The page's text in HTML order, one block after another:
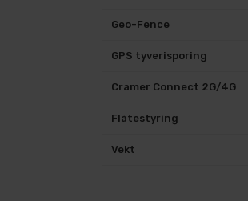
Geo-Fence
GPS tyverisporing
Cramer Connect 2G/4G
Flåtestyring
Vekt